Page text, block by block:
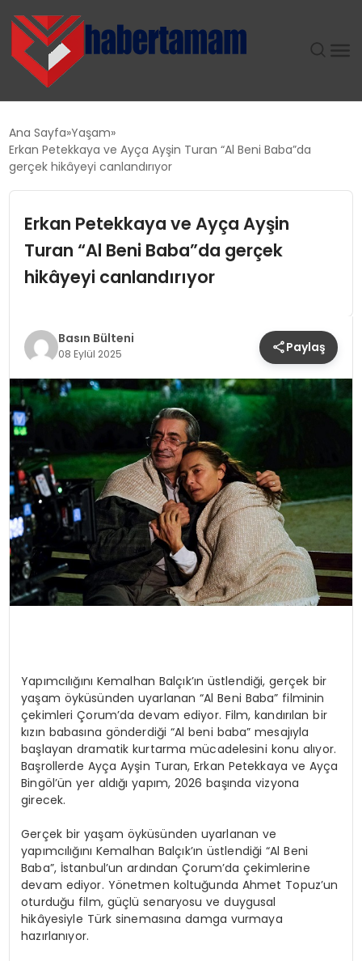
TEKNOLOJI
SAĞLIK
EKONOMI
MAGAZIN
SIYASET
EĞITIM
YAŞAM
Ana Sayfa Yaşam
Erkan Petekkaya ve Ayça Ayşin Turan “Al Beni Baba”da
gerçek hikâyeyi canlandırıyor
Erkan Petekkaya ve Ayça Ayşin
Turan “Al Beni Baba”da gerçek
hikâyeyi canlandırıyor
Basın Bülteni
08 Eylül 2025 Paylaş
Yapımcılığını Kemalhan Balçık’ın üstlendiği, gerçek bir
yaşam öyküsünden uyarlanan “Al Beni Baba” filminin
çekimleri Çorum’da devam ediyor. Film, kandırılan bir
kızın babasına gönderdiği “Al beni baba” mesajıyla
başlayan dramatik kurtarma mücadelesini konu alıyor.
Başrollerde Ayça Ayşin Turan, Erkan Petekkaya ve Ayça
Bingöl’ün yer aldığı yapım, 2026 başında vizyona
girecek.
Gerçek bir yaşam öyküsünden uyarlanan ve
yapımcılığını Kemalhan Balçık’ın üstlendiği “Al Beni
Baba”, İstanbul’un ardından Çorum’da çekimlerine
devam ediyor. Yönetmen koltuğunda Ahmet Topuz’un
oturduğu film, güçlü senaryosu ve duygusal
hikâyesiyle Türk sinemasına damga vurmaya
hazırlanıyor.